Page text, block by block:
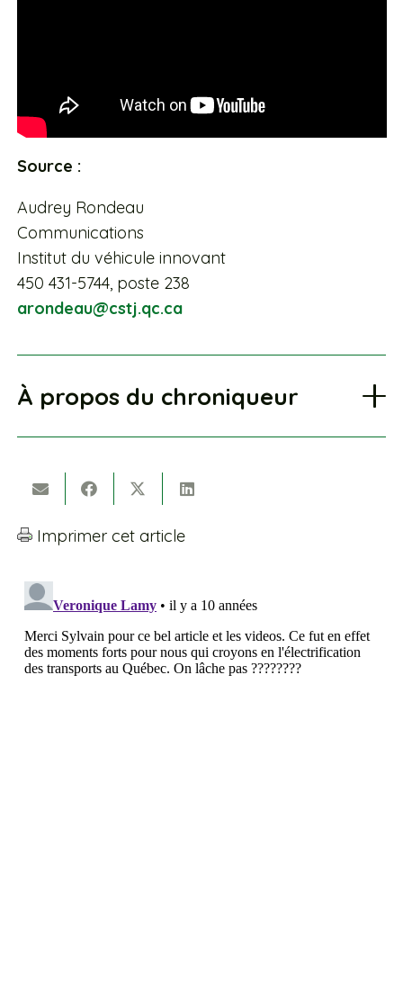
Source :
Audrey Rondeau
Communications
Institut du véhicule innovant
450 431-5744, poste 238
arondeau@cstj.qc.ca
À propos du chroniqueur
Imprimer cet article